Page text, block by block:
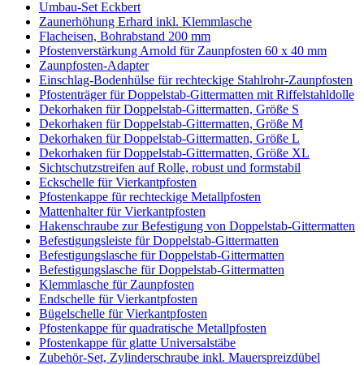
Umbau-Set Eckbert
Zaunerhöhung Erhard inkl. Klemmlasche
Flacheisen, Bohrabstand 200 mm
Pfostenverstärkung Arnold für Zaunpfosten 60 x 40 mm
Zaunpfosten-Adapter
Einschlag-Bodenhülse für rechteckige Stahlrohr-Zaunpfosten
Pfostenträger für Doppelstab-Gittermatten mit Riffelstahldolle
Dekorhaken für Doppelstab-Gittermatten, Größe S
Dekorhaken für Doppelstab-Gittermatten, Größe M
Dekorhaken für Doppelstab-Gittermatten, Größe L
Dekorhaken für Doppelstab-Gittermatten, Größe XL
Sichtschutzstreifen auf Rolle, robust und formstabil
Eckschelle für Vierkantpfosten
Pfostenkappe für rechteckige Metallpfosten
Mattenhalter für Vierkantpfosten
Hakenschraube zur Befestigung von Doppelstab-Gittermatten
Befestigungsleiste für Doppelstab-Gittermatten
Befestigungslasche für Doppelstab-Gittermatten
Befestigungslasche für Doppelstab-Gittermatten
Klemmlasche für Zaunpfosten
Endschelle für Vierkantpfosten
Bügelschelle für Vierkantpfosten
Pfostenkappe für quadratische Metallpfosten
Pfostenkappe für glatte Universalstäbe
Zubehör-Set, Zylinderschraube inkl. Mauerspreizdübel